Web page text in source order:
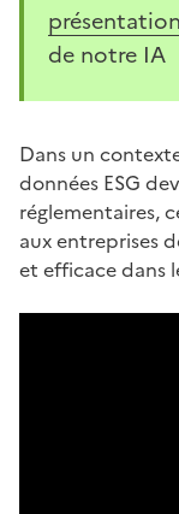
(Ouvre une
présentation
de notre IA
Dans un
données ESG
réglementaires,
aux entreprises
et efficace dans